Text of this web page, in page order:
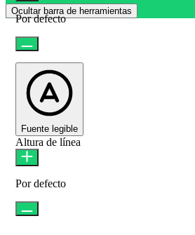
Ocultar barra de herramientas
Por defecto
Fuente legible
Altura de línea
Por defecto